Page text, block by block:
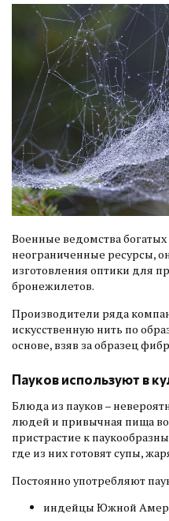
Военные ведомства
неограниченные ресурсы,
изготовления оптики для
бронежилетов.
Производители ряда
искусственную нить по
основе, взяв за образец
Пауков используют в
Блюда из пауков –
людей и привычная пища во
пристрастие к
где из них готовят супы,
Постоянно употребляют
индейцы Южной